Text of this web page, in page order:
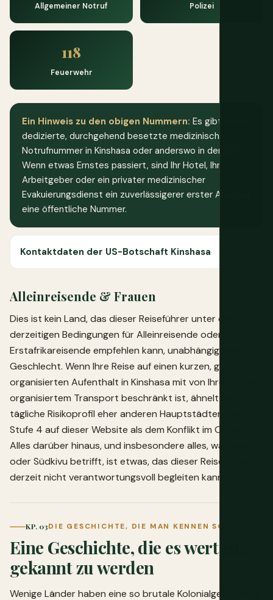
Allgemeiner Notruf Polizei
118
Feuerwehr
Ein Hinweis zu den obigen Nummern: Es gibt keine
dedizierte, durchgehend besetzte medizinische
Notrufnummer in Kinshasa oder anderswo in der DRC.
Wenn etwas Ernstes passiert, sind Ihr Hotel, Ihr
Arbeitgeber oder ein privater medizinischer
Evakuierungsdienst ein zuverlässigerer erster Anruf als
eine öffentliche Nummer.
Kontaktdaten der US-Botschaft Kinshasa
Alleinreisende & Frauen
Dies ist kein Land, das dieser Reiseführer unter den
derzeitigen Bedingungen für Alleinreisende oder
Erstafrikareisende empfehlen kann, unabhängig vom
Geschlecht. Wenn Ihre Reise auf einen kurzen, gut
organisierten Aufenthalt in Kinshasa mit von Ihrem Hotel
organisiertem Transport beschränkt ist, ähnelt das
tägliche Risikoprofil eher anderen Hauptstädten der
Stufe 4 auf dieser Website als dem Konflikt im Osten.
Alles darüber hinaus, und insbesondere alles, was Nord-
oder Südkivu betrifft, ist etwas, das dieser Reiseführer
derzeit nicht verantwortungsvoll begleiten kann.
KP. 03DIE GESCHICHTE, DIE MAN KENNEN SOLLTE
Eine Geschichte, die es wert ist,
gekannt zu werden
Wenige Länder haben eine so brutale Kolonialgeschichte